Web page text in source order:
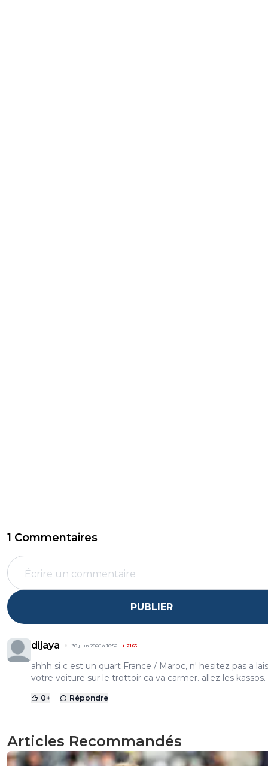
1 Commentaires
PUBLIER
dijaya 30 juin 2026 à 10:52 + 2165
ahhh si c est un quart France / Maroc, n' hesitez pas a
votre voiture sur le trottoir ca va carmer. allez les kassos.
0+ Répondre
Articles Recommandés